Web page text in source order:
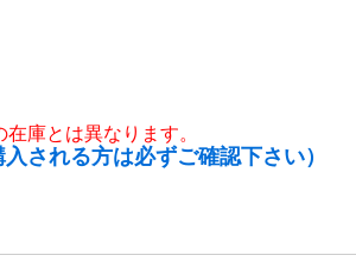
庫とは異なります。
される方は必ずご確認下さい）